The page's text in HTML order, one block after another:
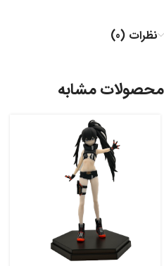
نظرات (0)
محصولات مشابه